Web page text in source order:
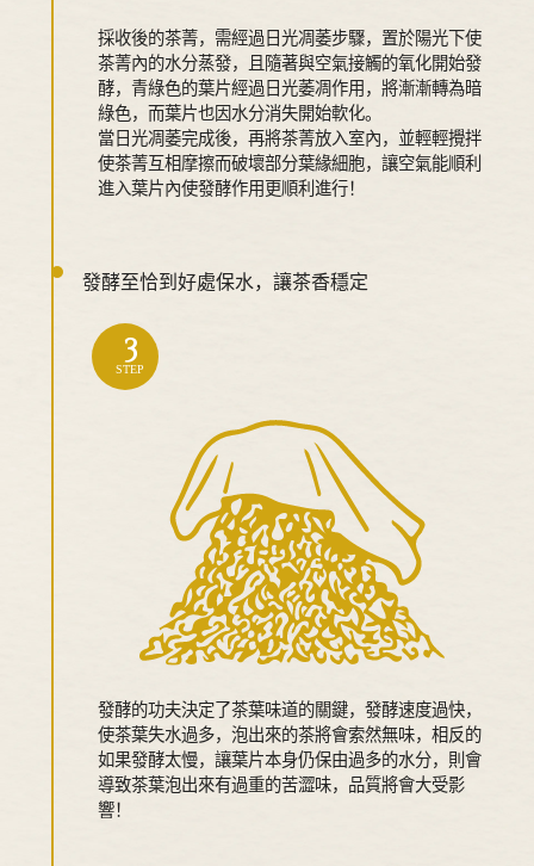
採收後的茶菁，需經過日光凋萎步驟，置於陽光下使
茶菁內的水分蒸發，且隨著與空氣接觸的氧化開始發
酵，青綠色的葉片經過日光萎凋作用，將漸漸轉為暗
綠色，而葉片也因水分消失開始軟化。
當日光凋萎完成後，再將茶菁放入室內，並輕輕攪拌
使茶菁互相摩擦而破壞部分葉緣細胞，讓空氣能順利
進入葉片內使發酵作用更順利進行！
發酵至恰到好處保水，讓茶香穩定
3
STEP
發酵的功夫決定了茶葉味道的關鍵，發酵速度過快，
使茶葉失水過多，泡出來的茶將會索然無味，相反的
如果發酵太慢，讓葉片本身仍保由過多的水分，則會
導致茶葉泡出來有過重的苦澀味，品質將會大受影
響！